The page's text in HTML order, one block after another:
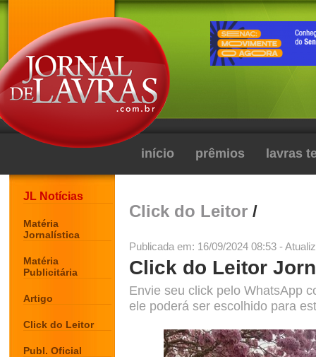
início prêmios lavras
JL Notícias
Matéria
Jornalística
Matéria
Publicitária
Artigo
Click do Leitor
Publ. Oficial
Click do Leitor /
Publicada em: 16/09/2024 08:53 -
Click do Leitor
Envie seu click pelo WhatsApp
ele poderá ser escolhido para